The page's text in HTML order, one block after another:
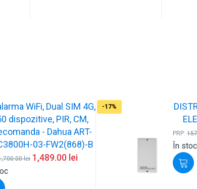
WiFi, Dual SIM 4G,
dispozitive, PIR, CM,
- Dahua ART-
03-FW2(868)-B
lei 1,489.00 lei
-17%
PRP:
În stoc